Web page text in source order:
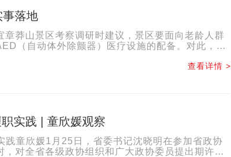
民生实事落地
章莽山景区考察调研时建议，景区要面向老龄人群
（自动体外除颤器）医疗设施的配备。对此，省
查看详情 >
职实践 | 童欣媛观察
践童欣媛1月25日，省委书记沈晓明在参加省政协
，对全省各级政协组织和广大政协委员提出期许